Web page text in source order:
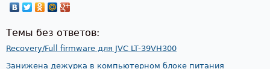
Темы без ответов:
Recovery/Full firmware для JVC LT-39VH300
Занижена дежурка в компьютерном блоке питания